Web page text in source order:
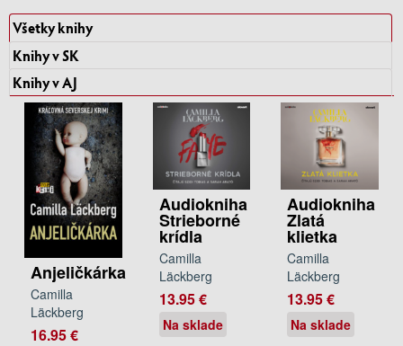
Všetky knihy
Knihy v SK
Knihy v AJ
Anjeličkárka
Camilla
Läckberg
16.95 €
Audiokniha
Strieborné
krídla
Camilla
Läckberg
13.95 €
Na sklade
Audiokniha
Zlatá
klietka
Camilla
Läckberg
13.95 €
Na sklade